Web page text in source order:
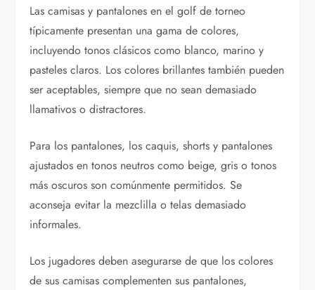
Las camisas y pantalones en el golf de torneo
típicamente presentan una gama de colores,
incluyendo tonos clásicos como blanco, marino y
pasteles claros. Los colores brillantes también pueden
ser aceptables, siempre que no sean demasiado
llamativos o distractores.
Para los pantalones, los caquis, shorts y pantalones
ajustados en tonos neutros como beige, gris o tonos
más oscuros son comúnmente permitidos. Se
aconseja evitar la mezclilla o telas demasiado
informales.
Los jugadores deben asegurarse de que los colores
de sus camisas complementen sus pantalones,